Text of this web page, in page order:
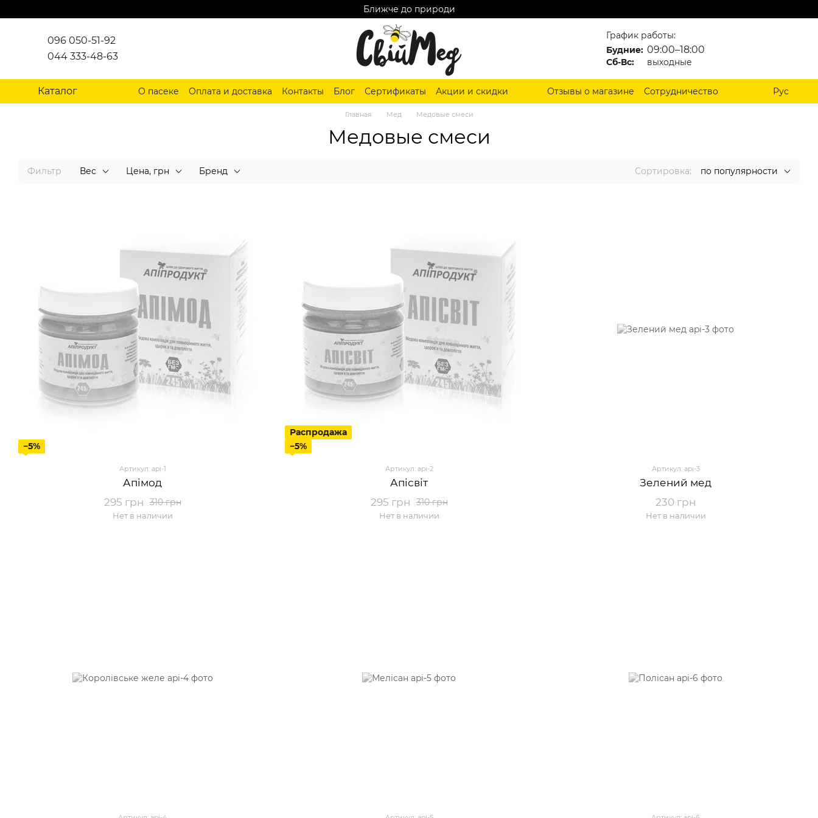
Ближче до природи
096 050-51-92
044 333-48-63
График работы:
Будние: 09:00–18:00
Сб-Вс: выходные
Каталог О пасеке Оплата и доставка Контакты Блог Сертификаты Акции и скидки Отзывы о магазине Сотрудничество Рус
Главная Мед Медовые смеси
Медовые смеси
Фильтр Вес Цена, грн Бренд Сортировка: по популярности
−5%
Артикул: api-1
Апімод
310 грн
295 грн
Нет в наличии
Распродажа
−5%
Артикул: api-2
Апісвіт
310 грн
295 грн
Нет в наличии
Артикул: api-3
Зелений мед
230 грн
Нет в наличии